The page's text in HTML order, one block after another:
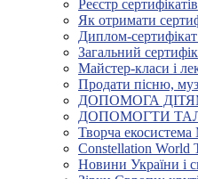
Реєстр сертифікатів
Як отримати
Диплом-
Загальний
Майстер-класи і
Продати пісню,
ДОПОМОГА
ДОПОМОГТИ
Творча
Constellation World
Новини України і